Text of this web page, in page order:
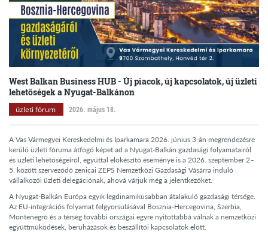
West Balkan Business HUB - Új piacok, új kapcsolatok, új üzleti
lehetőségek a Nyugat-Balkánon
üzleti fórum 2026. május 18.
A Vas Vármegyei Kereskedelmi és Iparkamara 2026. június 3-án megrendezésre
kerülő üzleti fóruma átfogó képet ad a Nyugat-Balkán gazdasági folyamatairól
és üzleti lehetőségeiről, egyúttal előkészítő eseménye is a 2026. szeptember 2–
5. között szerveződő zenicai ZEPS Nemzetközi Gazdasági Vásárra induló
vállalkozói üzleti delegációnak, ahová várjuk még a jelentkezőket.
A Nyugat-Balkán Európa egyik legdinamikusabban átalakuló gazdasági térsége.
Az EU-integrációs folyamat felgyorsulásával Bosznia-Hercegovina, Szerbia,
Montenegró és a térség további országai egyre nyitottabbá válnak a nemzetközi
együttműködések, beruházások és beszállítói kapcsolatok előtt.